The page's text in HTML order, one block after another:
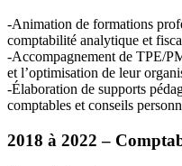
-Animation de formations
comptabilité analytique et
-Accompagnement de TPE/
et l’optimisation de leur
-Élaboration de supports
comptables et conseils
2018 à 2022 –